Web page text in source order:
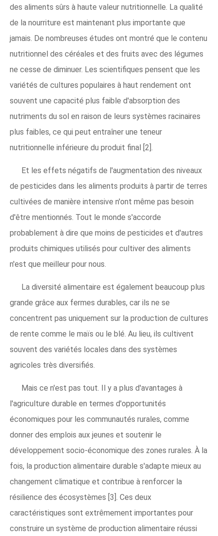
des aliments sûrs à haute valeur nutritionnelle. La qualité
de la nourriture est maintenant plus importante que
jamais. De nombreuses études ont montré que le contenu
nutritionnel des céréales et des fruits avec des légumes
ne cesse de diminuer. Les scientifiques pensent que les
variétés de cultures populaires à haut rendement ont
souvent une capacité plus faible d'absorption des
nutriments du sol en raison de leurs systèmes racinaires
plus faibles, ce qui peut entraîner une teneur
nutritionnelle inférieure du produit final [2].
Et les effets négatifs de l'augmentation des niveaux
de pesticides dans les aliments produits à partir de terres
cultivées de manière intensive n'ont même pas besoin
d'être mentionnés. Tout le monde s'accorde
probablement à dire que moins de pesticides et d'autres
produits chimiques utilisés pour cultiver des aliments
n'est que meilleur pour nous.
La diversité alimentaire est également beaucoup plus
grande grâce aux fermes durables, car ils ne se
concentrent pas uniquement sur la production de cultures
de rente comme le maïs ou le blé. Au lieu, ils cultivent
souvent des variétés locales dans des systèmes
agricoles très diversifiés.
Mais ce n'est pas tout. Il y a plus d'avantages à
l'agriculture durable en termes d'opportunités
économiques pour les communautés rurales, comme
donner des emplois aux jeunes et soutenir le
développement socio-économique des zones rurales. À la
fois, la production alimentaire durable s'adapte mieux au
changement climatique et contribue à renforcer la
résilience des écosystèmes [3]. Ces deux
caractéristiques sont extrêmement importantes pour
construire un système de production alimentaire réussi